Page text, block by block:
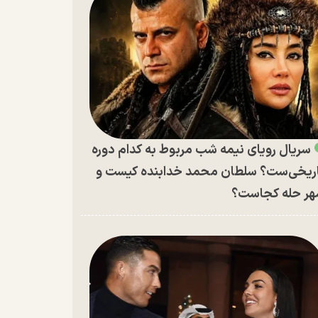
سریال رویای نیمه شب مربوط به کدام دوره
سلطان محمد خدابنده کیست و
حله کجاست؟